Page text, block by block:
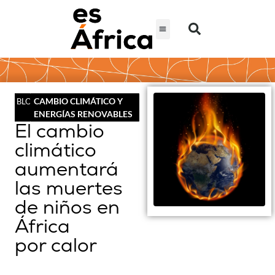
BLOGCAMBIO CLIMÁTICO Y
ENERGÍAS RENOVABLES
El cambio
climático
aumentará
las muertes
de niños en
África
por calor